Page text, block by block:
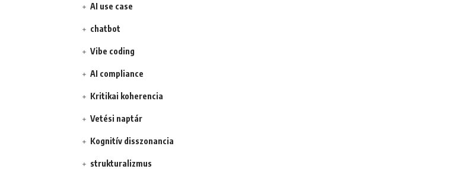
AI use case
chatbot
Vibe coding
AI compliance
Kritikai koherencia
Vetési naptár
Kognitív disszonancia
strukturalizmus